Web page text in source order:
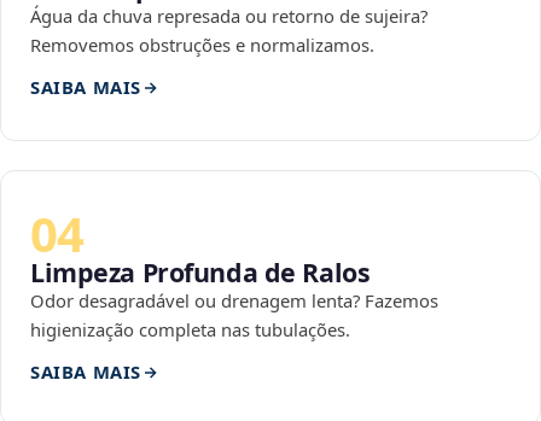
Água da chuva represada ou retorno de sujeira?
Removemos obstruções e normalizamos.
SAIBA MAIS
04
Limpeza Profunda de Ralos
Odor desagradável ou drenagem lenta? Fazemos
higienização completa nas tubulações.
SAIBA MAIS